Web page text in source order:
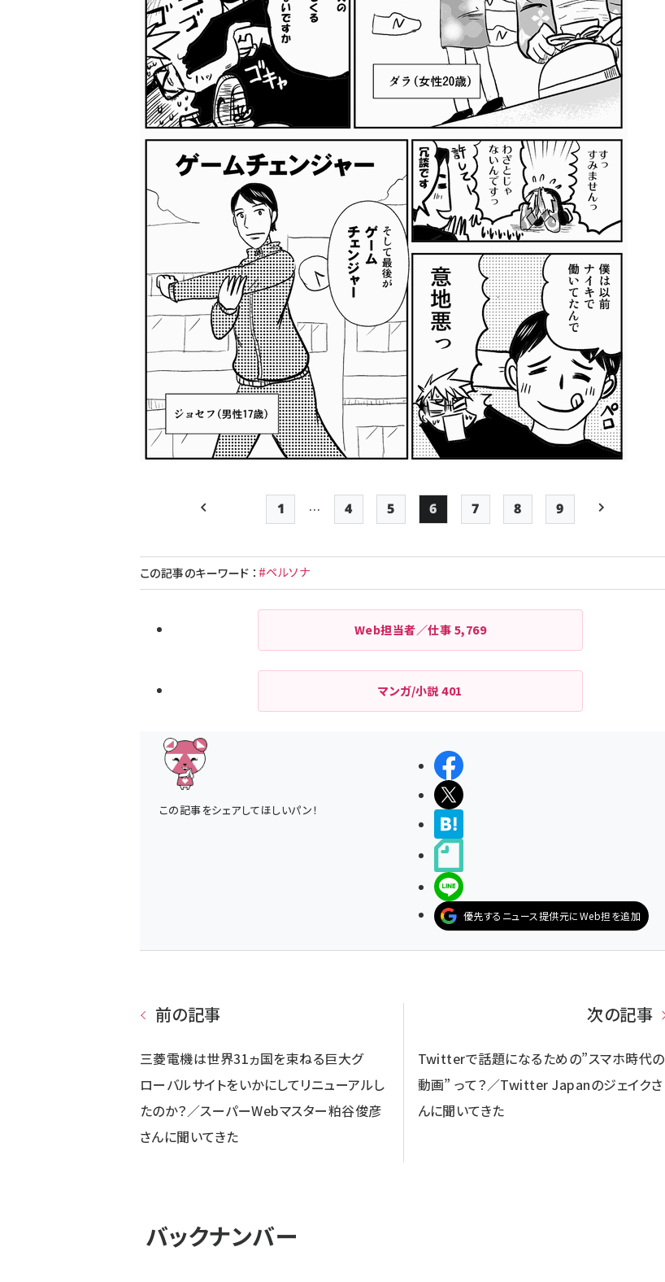
ペー
送
り
先頭ページ
1 …
Page
4
Page
5
Page
6
Page
7
Page
8
最終ページ
9
この記事のキーワード ： #ペルソナ
Web担当者／仕事 5,769
マンガ/小説401
この記事をシェアしてほしいパン！
シェアする
ポストする
LINEで送る
優先するニュース提供元にWeb担を追加
前の記事
三菱電機は世界31ヵ国を束ねる巨大グ
ローバルサイトをいかにしてリニューアルし
たのか？／スーパーWebマスター粕谷俊彦
さんに聞いてきた
次の記事
Twitterで話題になるための”スマホ時代の
動画” って？／Twitter Japanのジェイクさ
んに聞いてきた
バックナンバー